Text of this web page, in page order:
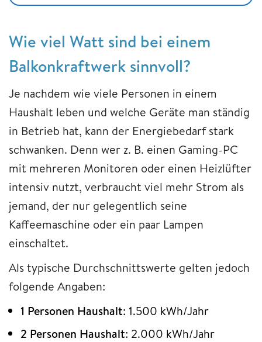
Wie viel Watt sind bei einem
Balkonkraftwerk sinnvoll?
Je nachdem wie viele Personen in einem
Haushalt leben und welche Geräte man ständig
in Betrieb hat, kann der Energiebedarf stark
schwanken. Denn wer z. B. einen Gaming-PC
mit mehreren Monitoren oder einen Heizlüfter
intensiv nutzt, verbraucht viel mehr Strom als
jemand, der nur gelegentlich seine
Kaffeemaschine oder ein paar Lampen
einschaltet.
Als typische Durchschnittswerte gelten jedoch
folgende Angaben:
1 Personen Haushalt: 1.500 kWh/Jahr
2 Personen Haushalt: 2.000 kWh/Jahr